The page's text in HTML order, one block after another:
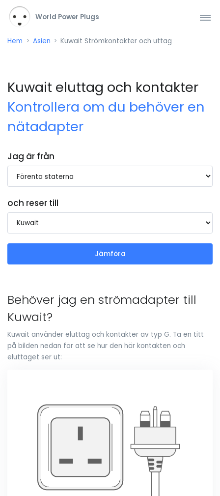
World Power Plugs
Hem Asien Kuwait Strömkontakter och uttag
Kuwait eluttag och kontakter
Kontrollera om du behöver en
nätadapter
Jag är från
och reser till
Jämföra
Behöver jag en strömadapter till
Kuwait?
Kuwait använder eluttag och kontakter av typ G. Ta en titt
på bilden nedan för att se hur den här kontakten och
eluttaget ser ut: